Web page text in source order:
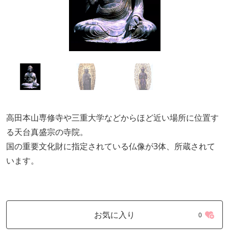
高田本山専修寺や三重大学などからほど近い場所に位置す
る天台真盛宗の寺院。
国の重要文化財に指定されている仏像が3体、所蔵されて
います。
お気に入り 0